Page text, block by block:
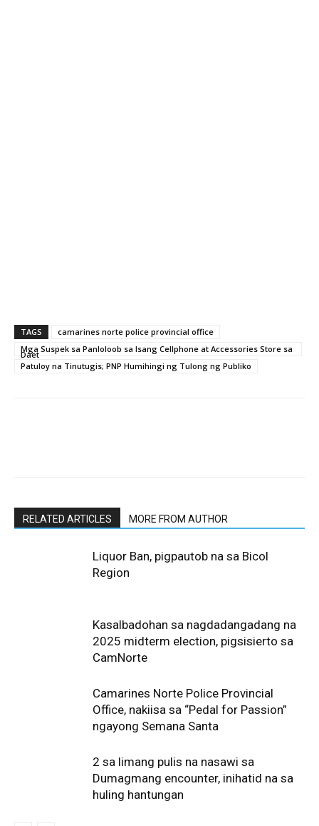
TAGS
camarines norte police provincial office
Mga Suspek sa Panloloob sa Isang Cellphone at Accessories Store sa
Daet
Patuloy na Tinutugis; PNP Humihingi ng Tulong ng Publiko
RELATED ARTICLES MORE FROM AUTHOR
Liquor Ban, pigpautob na sa Bicol
Region
Kasalbadohan sa nagdadangadang na
2025 midterm election, pigsisierto sa
CamNorte
Camarines Norte Police Provincial
Office, nakiisa sa “Pedal for Passion”
ngayong Semana Santa
2 sa limang pulis na nasawi sa
Dumagmang encounter, inihatid na sa
huling hantungan